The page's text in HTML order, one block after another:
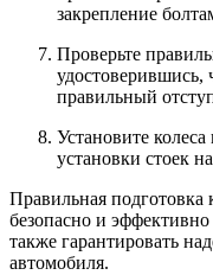
закрепление
Проверьте
удостоверившись,
правильный
Установите
установки стоек
Правильная подготовка
безопасно и
также гарантировать
автомобиля.